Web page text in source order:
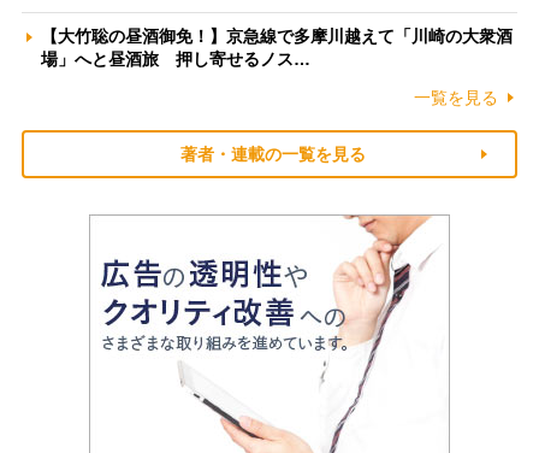
【大竹聡の昼酒御免！】京急線で多摩川越えて「川崎の大衆酒
場」へと昼酒旅 押し寄せるノス…
一覧を見る
著者・連載の一覧を見る